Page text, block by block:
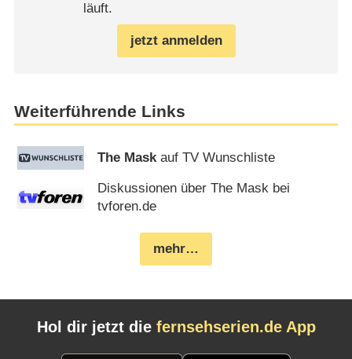
läuft.
jetzt anmelden
Weiterführende Links
The Maskauf TV Wunschliste
Diskussionen über The Mask bei
tvforen.de
mehr…
Hol dir jetzt die fernsehserien.de App